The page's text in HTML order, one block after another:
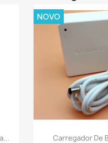
Vista
Carregador De
NOVO